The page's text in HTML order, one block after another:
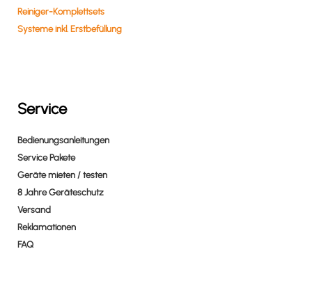
Reiniger-Komplettsets
Systeme inkl. Erstbefüllung
Service
Bedienungsanleitungen
Service Pakete
Geräte mieten / testen
8 Jahre Geräteschutz
Versand
Reklamationen
FAQ